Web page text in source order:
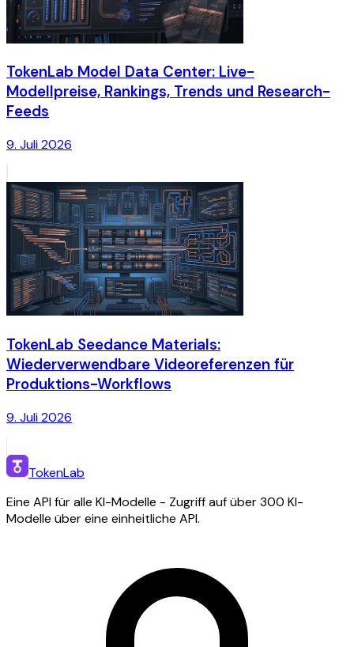
TokenLab Model Data Center: Live-
Modellpreise, Rankings, Trends und Research-
Feeds
9. Juli 2026
TokenLab Seedance Materials:
Wiederverwendbare Videoreferenzen für
Produktions-Workflows
9. Juli 2026
TokenLab
Eine API für alle KI-Modelle - Zugriff auf über 300 KI-
Modelle über eine einheitliche API.